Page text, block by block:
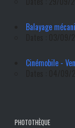
Balayage
Cinémobile -
PHOTOTHÈQUE